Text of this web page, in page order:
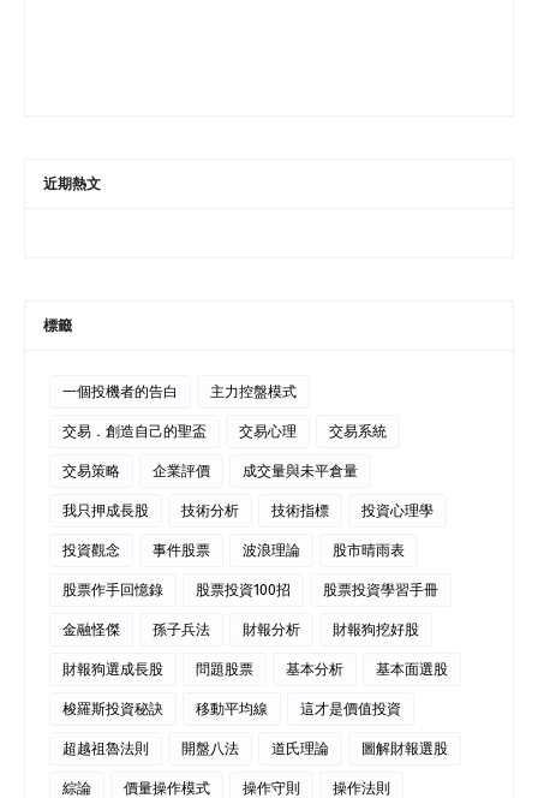
近期熱文
標籤
一個投機者的告白 主力控盤模式
交易．創造自己的聖盃 交易心理 交易系統
交易策略 企業評價 成交量與未平倉量
我只押成長股 技術分析 技術指標 投資心理學
投資觀念 事件股票 波浪理論 股市晴雨表
股票作手回憶錄 股票投資100招 股票投資學習手冊
金融怪傑 孫子兵法 財報分析 財報狗挖好股
財報狗選成長股 問題股票 基本分析 基本面選股
梭羅斯投資秘訣 移動平均線 這才是價值投資
超越祖魯法則 開盤八法 道氏理論 圖解財報選股
綜論 價量操作模式 操作守則 操作法則